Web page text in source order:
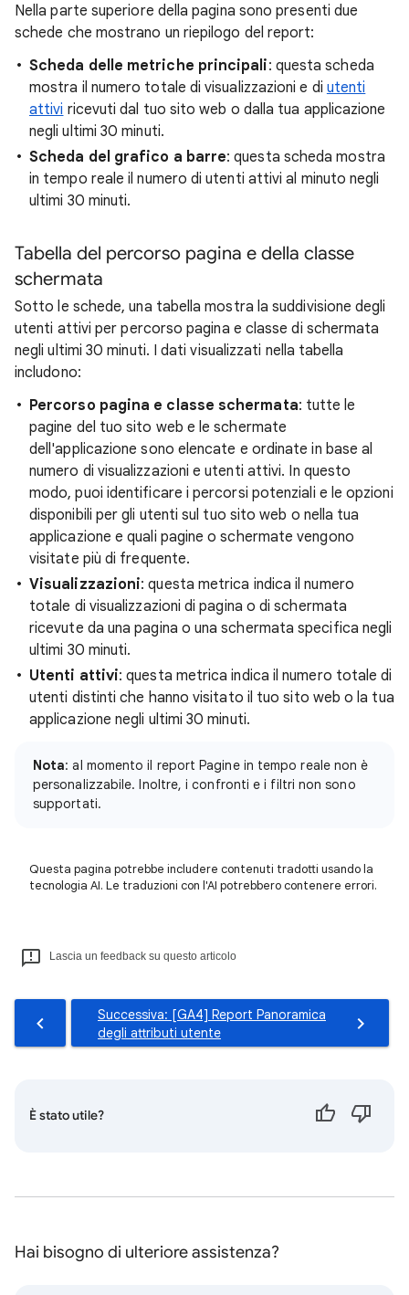
Nella parte superiore della pagina sono presenti due
schede che mostrano un riepilogo del report:
Scheda delle metriche principali: questa scheda
mostra il numero totale di visualizzazioni e di utenti
attivi ricevuti dal tuo sito web o dalla tua applicazione
negli ultimi 30 minuti.
Scheda del grafico a barre: questa scheda mostra
in tempo reale il numero di utenti attivi al minuto negli
ultimi 30 minuti.
Tabella del percorso pagina e della classe
schermata
Sotto le schede, una tabella mostra la suddivisione degli
utenti attivi per percorso pagina e classe di schermata
negli ultimi 30 minuti. I dati visualizzati nella tabella
includono:
Percorso pagina e classe schermata: tutte le
pagine del tuo sito web e le schermate
dell'applicazione sono elencate e ordinate in base al
numero di visualizzazioni e utenti attivi. In questo
modo, puoi identificare i percorsi potenziali e le opzioni
disponibili per gli utenti sul tuo sito web o nella tua
applicazione e quali pagine o schermate vengono
visitate più di frequente.
Visualizzazioni: questa metrica indica il numero
totale di visualizzazioni di pagina o di schermata
ricevute da una pagina o una schermata specifica negli
ultimi 30 minuti.
Utenti attivi: questa metrica indica il numero totale di
utenti distinti che hanno visitato il tuo sito web o la tua
applicazione negli ultimi 30 minuti.
Nota: al momento il report Pagine in tempo reale non è
personalizzabile. Inoltre, i confronti e i filtri non sono
supportati.
Questa pagina potrebbe includere contenuti tradotti usando la
tecnologia AI. Le traduzioni con l'AI potrebbero contenere errori.
Lascia un feedback su questo articolo
Successiva: [GA4] Report Panoramica
degli attributi utente
È stato utile?
Hai bisogno di ulteriore assistenza?